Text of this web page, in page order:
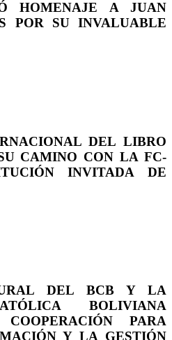
HOMENAJE A JUAN
POR SU INVALUABLE
DEL LIBRO
CAMINO CON LA FC-
INVITADA DE
DEL BCB Y LA
BOLIVIANA
PARA
Y LA GESTIÓN